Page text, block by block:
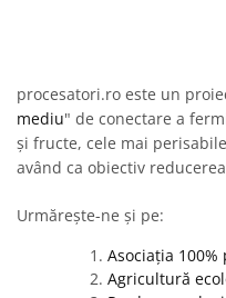
procesatori.ro este un
mediu" de conectare a
și fructe, cele mai
având ca obiectiv
Urmărește-ne și pe:
Asociația
Agricultură